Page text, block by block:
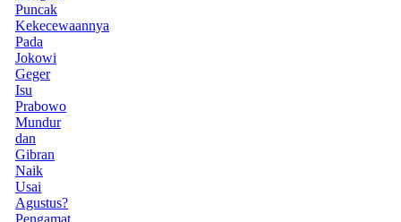
Puncak
Kekecewaannya
Pada
Jokowi
Geger
Isu
Prabowo
Mundur
dan
Gibran
Naik
Usai
Agustus?
Pengamat